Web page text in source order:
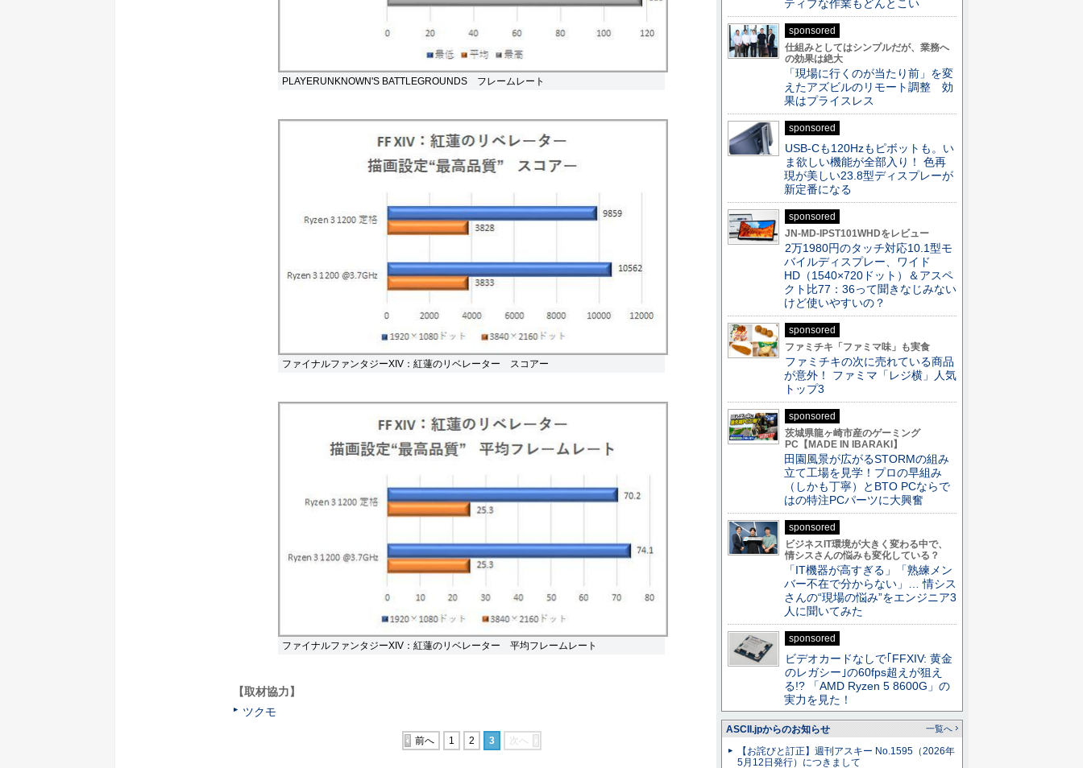
PLAYERUNKNOWN'S BATTLEGROUNDS フレームレート
ファイナルファンタジーXIV：紅蓮のリベレーター スコアー
ファイナルファンタジーXIV：紅蓮のリベレーター 平均フレームレート
【取材協力】
ツクモ
前へ 1 2 3 次へ
ティブな作業もどんとこい
sponsored
仕組みとしてはシンプルだが、業務へ
の効果は絶大
「現場に行くのが当たり前」を変
えたアズビルのリモート調整 効
果はプライスレス
sponsored
USB-Cも120Hzもピボットも。い
ま欲しい機能が全部入り！ 色再
現が美しい23.8型ディスプレーが
新定番になる
sponsored
JN-MD-IPST101WHDをレビュー
2万1980円のタッチ対応10.1型モ
バイルディスプレー、ワイド
HD（1540×720ドット）＆アスペ
クト比77：36って聞きなじみない
けど使いやすいの？
sponsored
ファミチキ「ファミマ味」も実食
ファミチキの次に売れている商品
が意外！ ファミマ「レジ横」人気
トップ3
sponsored
茨城県龍ヶ崎市産のゲーミング
PC【MADE IN IBARAKI】
田園風景が広がるSTORMの組み
立て工場を見学！プロの早組み
（しかも丁寧）とBTO PCならで
はの特注PCパーツに大興奮
sponsored
ビジネスIT環境が大きく変わる中で、
情シスさんの悩みも変化している？
「IT機器が高すぎる」「熟練メン
バー不在で分からない」… 情シス
さんの“現場の悩み”をエンジニア3
人に聞いてみた
sponsored
ビデオカードなしで｢FFXIV: 黄金
のレガシー｣の60fps超えが狙え
る!? 「AMD Ryzen 5 8600G」の
実力を見た！
ASCII.jpからのお知らせ 一覧へ
【お詫びと訂正】週刊アスキー No.1595（2026年
5月12日発行）につきまして